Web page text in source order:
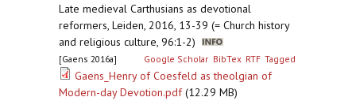
Late medieval Carthusians as devotional
reformers, Leiden, 2016, 13-39 (= Church history
and religious culture, 96:1-2)
[Gaens 2016a] Google Scholar BibTex RTF Tagged
Gaens_Henry of Coesfeld as theolgian of
Modern-day Devotion.pdf(12.29 MB)